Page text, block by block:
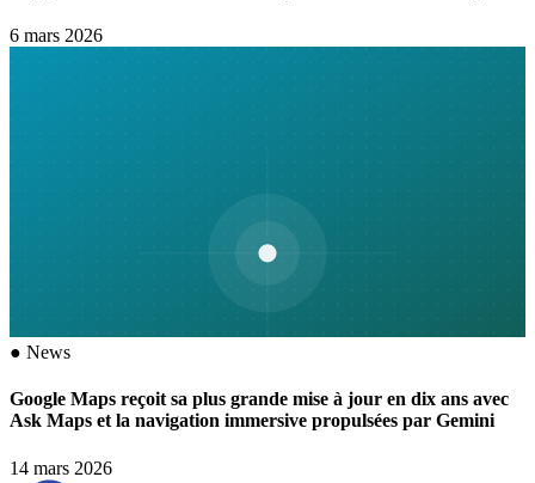
6 mars 2026
● News
Google Maps reçoit sa plus grande mise à jour en dix ans avec
Ask Maps et la navigation immersive propulsées par Gemini
14 mars 2026